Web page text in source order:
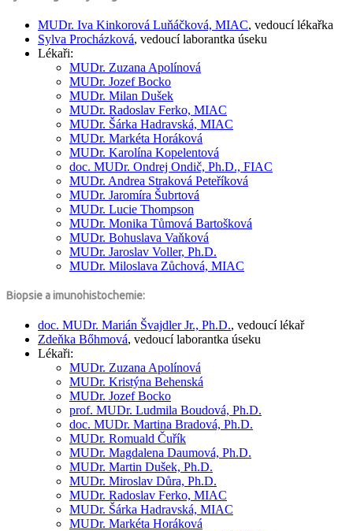
MUDr. Iva Kinkorová Luňáčková, MIAC, vedoucí lékařka
Sylva Procházková, vedoucí laborantka úseku
Lékaři:
MUDr. Zuzana Apolínová
MUDr. Jozef Bocko
MUDr. Milan Dušek
MUDr. Radoslav Ferko, MIAC
MUDr. Šárka Hadravská, MIAC
MUDr. Markéta Horáková
MUDr. Karolína Kopelentová
doc. MUDr. Ondrej Ondič, Ph.D., FIAC
MUDr. Andrea Straková Peteříková
MUDr. Jaromíra Šubrtová
MUDr. Lucie Thompson
MUDr. Monika Tůmová Bartošková
MUDr. Bohuslava Vaňková
MUDr. Jaroslav Voller, Ph.D.
MUDr. Miloslava Zůchová, MIAC
Biopsie a imunohistochemie:
doc. MUDr. Marián Švajdler Jr., Ph.D., vedoucí lékař
Zdeňka Bőhmová, vedoucí laborantka úseku
Lékaři:
MUDr. Zuzana Apolínová
MUDr. Kristýna Behenská
MUDr. Jozef Bocko
prof. MUDr. Ludmila Boudová, Ph.D.
doc. MUDr. Martina Bradová, Ph.D.
MUDr. Romuald Čuřík
MUDr. Magdalena Daumová, Ph.D.
MUDr. Martin Dušek, Ph.D.
MUDr. Miroslav Důra, Ph.D.
MUDr. Radoslav Ferko, MIAC
MUDr. Šárka Hadravská, MIAC
MUDr. Markéta Horáková